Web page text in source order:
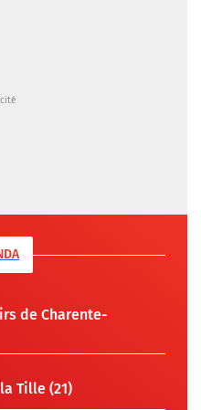
de Charente-
Tille (21)